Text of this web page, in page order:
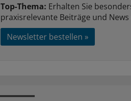
Top-Thema: Erhalten Sie
praxisrelevante Beiträge und
Newsletter bestellen »